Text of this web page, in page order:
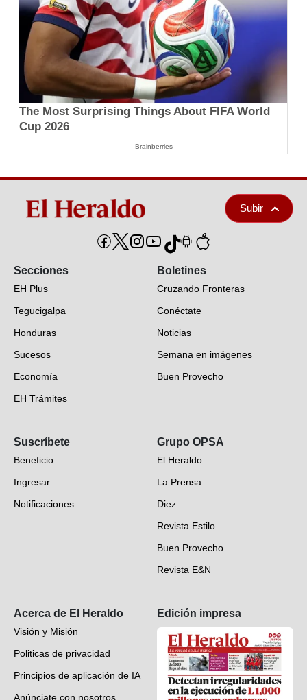
The Most Surprising Things About FIFA World
Cup 2026
Brainberries
Subir
Secciones
EH Plus
Tegucigalpa
Honduras
Sucesos
Economía
EH Trámites
EH Verifica
Fotogalerías
Deportes
Videos
Boletines
Cruzando Fronteras
Conéctate
Noticias
Semana en imágenes
Buen Provecho
Suscríbete
Beneficio
Ingresar
Notificaciones
Grupo OPSA
El Heraldo
La Prensa
Diez
Revista Estilo
Buen Provecho
Revista E&N
Acerca de El Heraldo
Visión y Misión
Politicas de privacidad
Principios de aplicación de IA
Anúnciate con nosotros
Edición impresa